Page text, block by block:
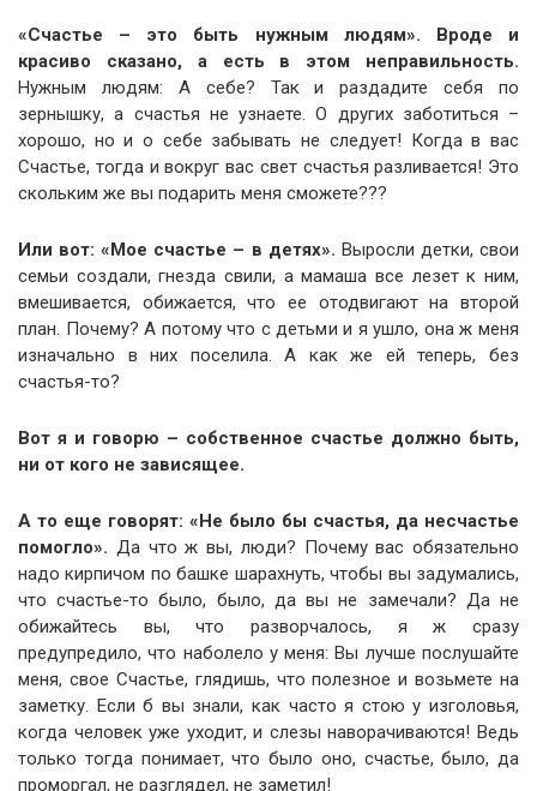
«Счастье – это быть нужным людям». Вроде и
красиво сказано, а есть в этом неправильность.
Нужным людям: А себе? Так и раздадите себя по
зернышку, а счастья не узнаете. О других заботиться –
хорошо, но и о себе забывать не следует! Когда в вас
Счастье, тогда и вокруг вас свет счастья разливается! Это
скольким же вы подарить меня сможете???
Или вот: «Мое счастье – в детях». Выросли детки, свои
семьи создали, гнезда свили, а мамаша все лезет к ним,
вмешивается, обижается, что ее отодвигают на второй
план. Почему? А потому что с детьми и я ушло, она ж меня
изначально в них поселила. А как же ей теперь, без
счастья-то?
Вот я и говорю – собственное счастье должно быть,
ни от кого не зависящее.
А то еще говорят: «Не было бы счастья, да несчастье
помогло». Да что ж вы, люди? Почему вас обязательно
надо кирпичом по башке шарахнуть, чтобы вы задумались,
что счастье-то было, было, да вы не замечали? Да не
обижайтесь вы, что разворчалось, я ж сразу
предупредило, что наболело у меня: Вы лучше послушайте
меня, свое Счастье, глядишь, что полезное и возьмете на
заметку. Если б вы знали, как часто я стою у изголовья,
когда человек уже уходит, и слезы наворачиваются! Ведь
только тогда понимает, что было оно, счастье, было, да
проморгал, не разглядел, не заметил!